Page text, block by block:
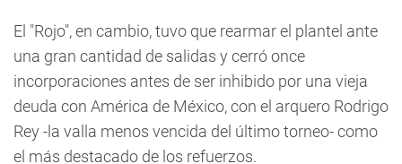
El "Rojo", en cambio, tuvo que rearmar el plantel ante
una gran cantidad de salidas y cerró once
incorporaciones antes de ser inhibido por una vieja
deuda con América de México, con el arquero Rodrigo
Rey -la valla menos vencida del último torneo- como
el más destacado de los refuerzos.